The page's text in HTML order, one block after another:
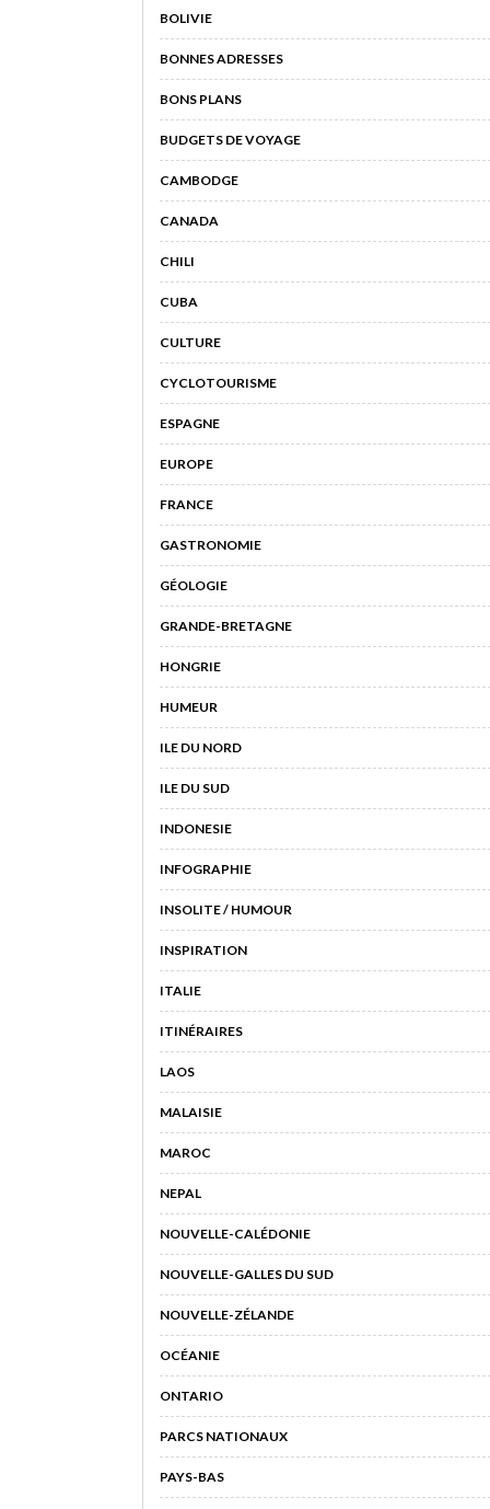
BOLIVIE
BONNES ADRESSES
BONS PLANS
BUDGETS DE VOYAGE
CAMBODGE
CANADA
CHILI
CUBA
CULTURE
CYCLOTOURISME
ESPAGNE
EUROPE
FRANCE
GASTRONOMIE
GÉOLOGIE
GRANDE-BRETAGNE
HONGRIE
HUMEUR
ILE DU NORD
ILE DU SUD
INDONESIE
INFOGRAPHIE
INSOLITE / HUMOUR
INSPIRATION
ITALIE
ITINÉRAIRES
LAOS
MALAISIE
MAROC
NEPAL
NOUVELLE-CALÉDONIE
NOUVELLE-GALLES DU SUD
NOUVELLE-ZÉLANDE
OCÉANIE
ONTARIO
PARCS NATIONAUX
PAYS-BAS